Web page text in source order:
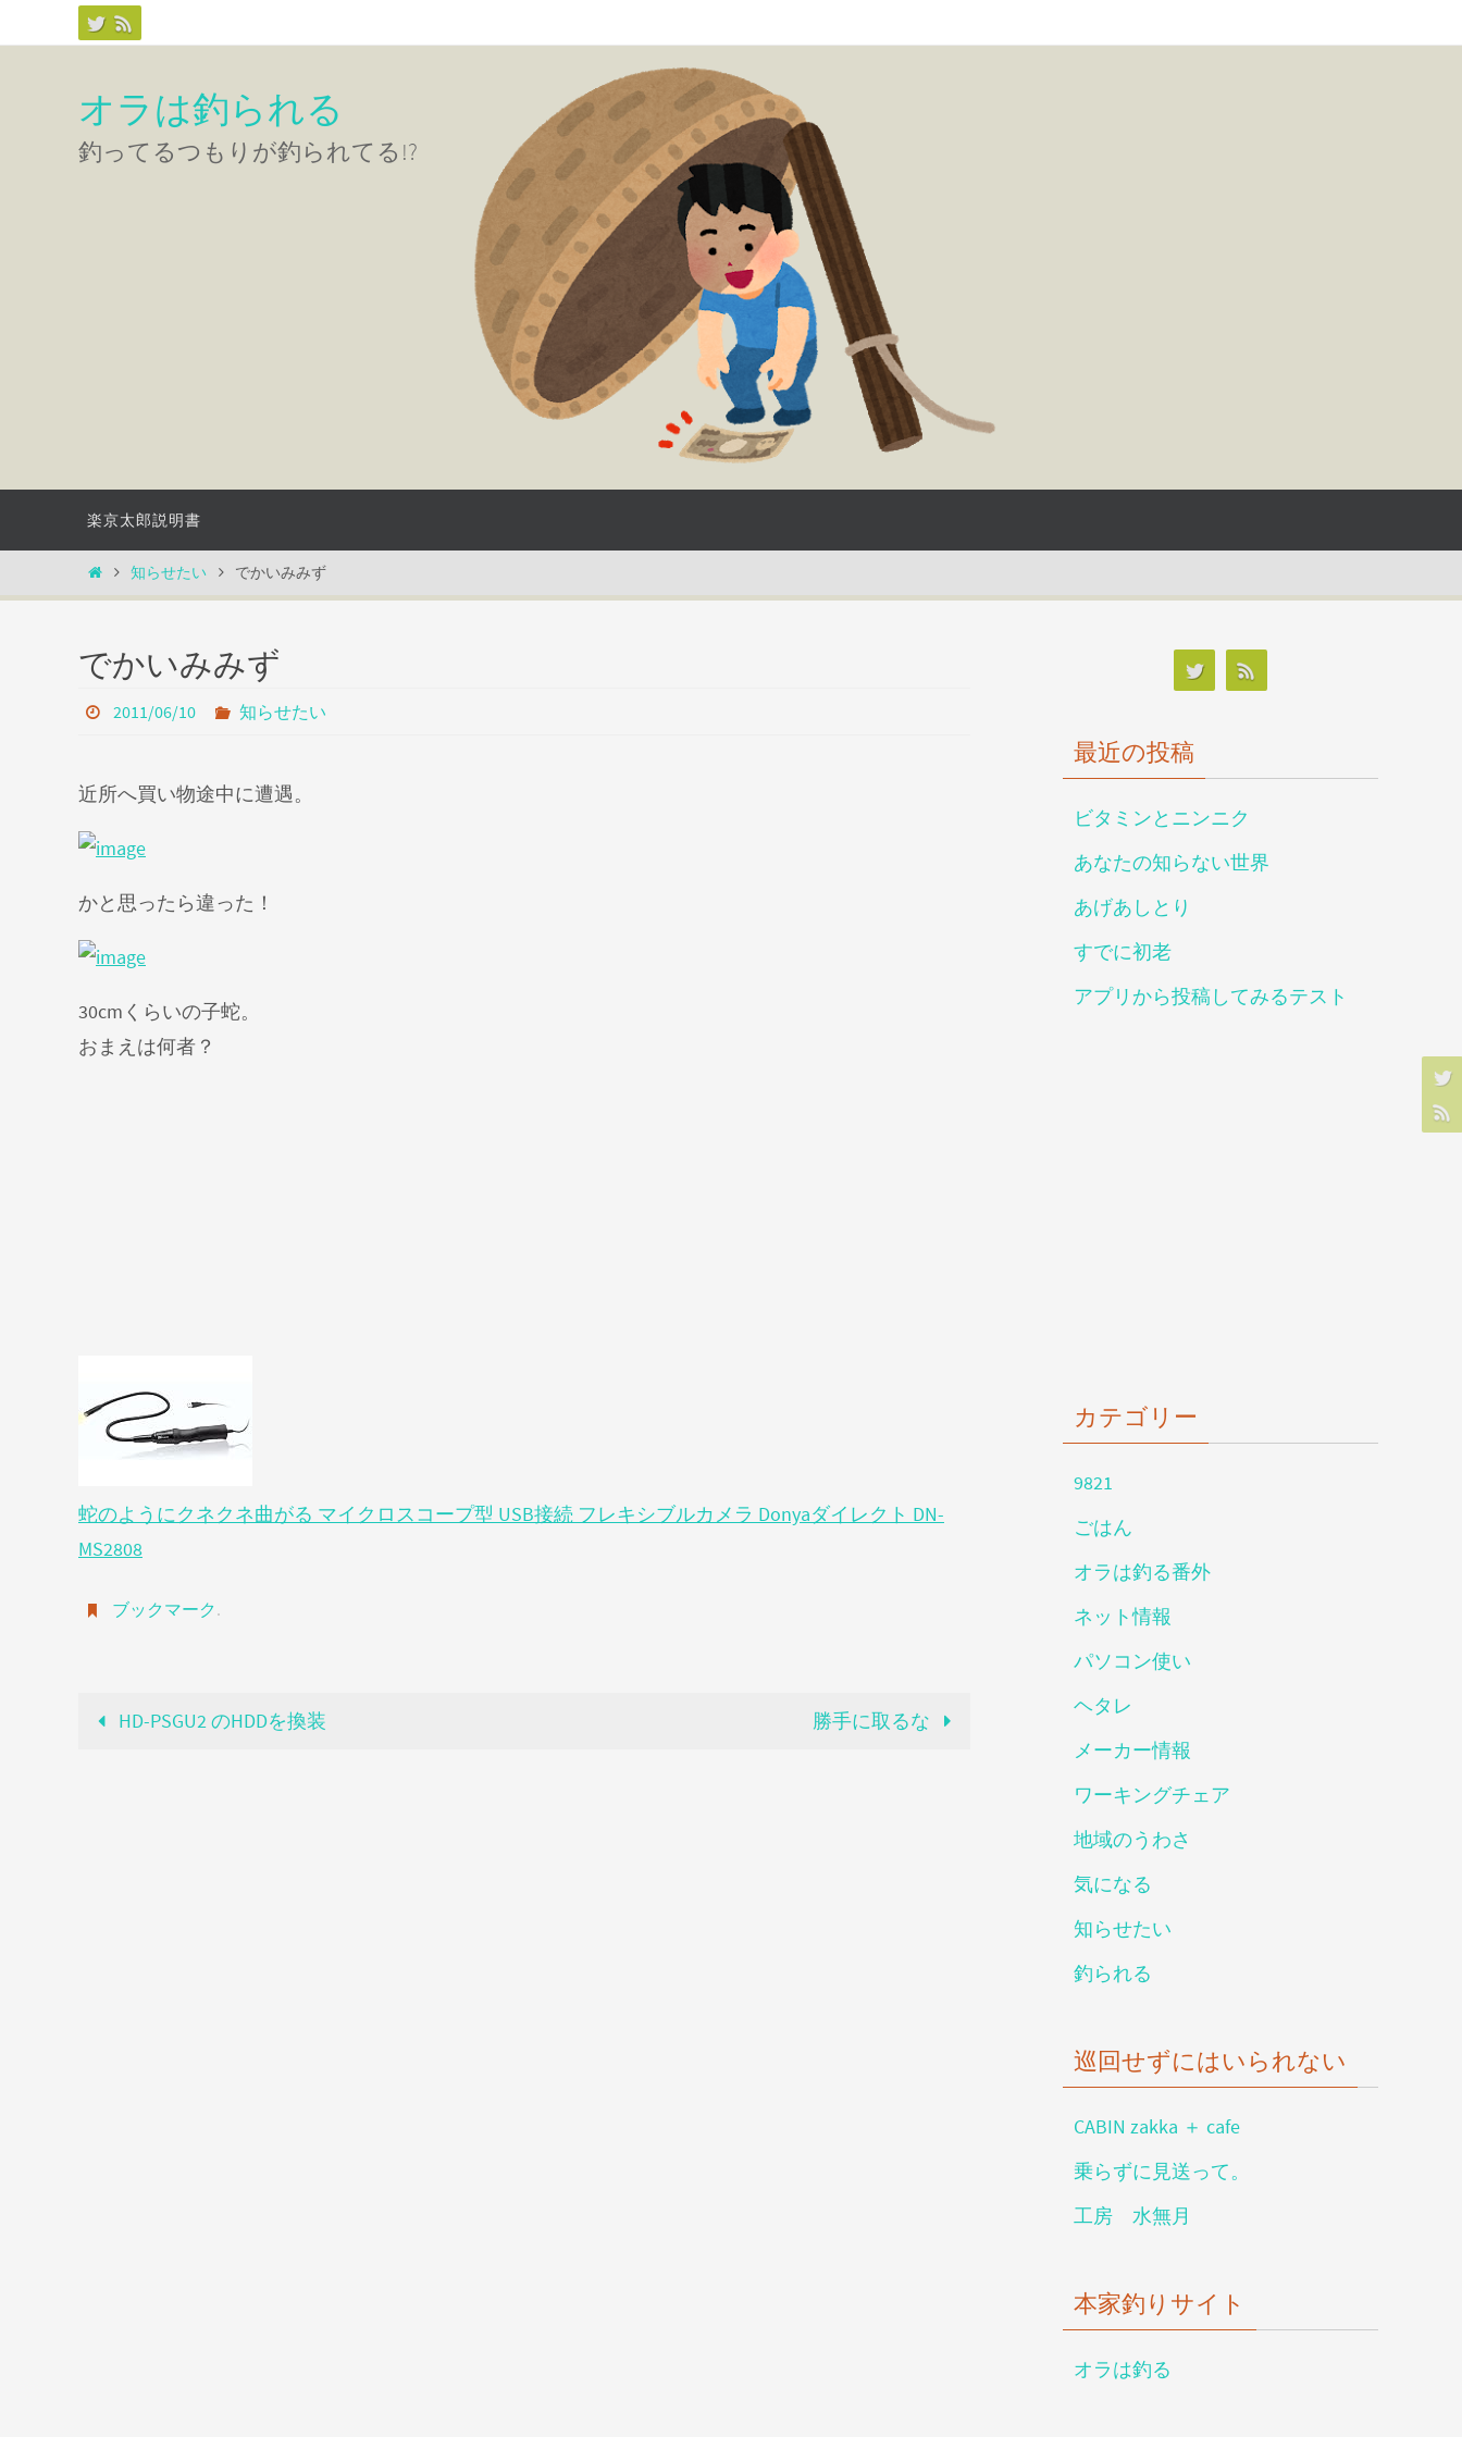
ン
オラは釣られる
釣ってるつもりが釣られてる!?
テ
楽京太郎説明書
ホ
ー
知らせたい でかいみみず
でかいみみず
2011/06/10 知らせたい
近所へ買い物途中に遭遇。
かと思ったら違った！
30cmくらいの子蛇。
おまえは何者？
蛇のようにクネクネ曲がる マイクロスコープ型 USB接続 フレキシブルカメラ Donyaダイレクト DN-
MS2808
ブックマーク .
HD-PSGU2 のHDDを換装 勝手に取るな
最近の投稿
ビタミンとニンニク
あなたの知らない世界
あげあしとり
すでに初老
アプリから投稿してみるテスト
カテゴリー
9821
ごはん
オラは釣る番外
ネット情報
パソコン使い
ヘタレ
メーカー情報
ワーキングチェア
地域のうわさ
気になる
知らせたい
釣られる
巡回せずにはいられない
CABIN zakka ＋ cafe
乗らずに見送って。
工房 水無月
本家釣りサイト
オラは釣る